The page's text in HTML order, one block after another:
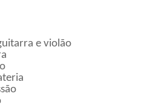
e violão